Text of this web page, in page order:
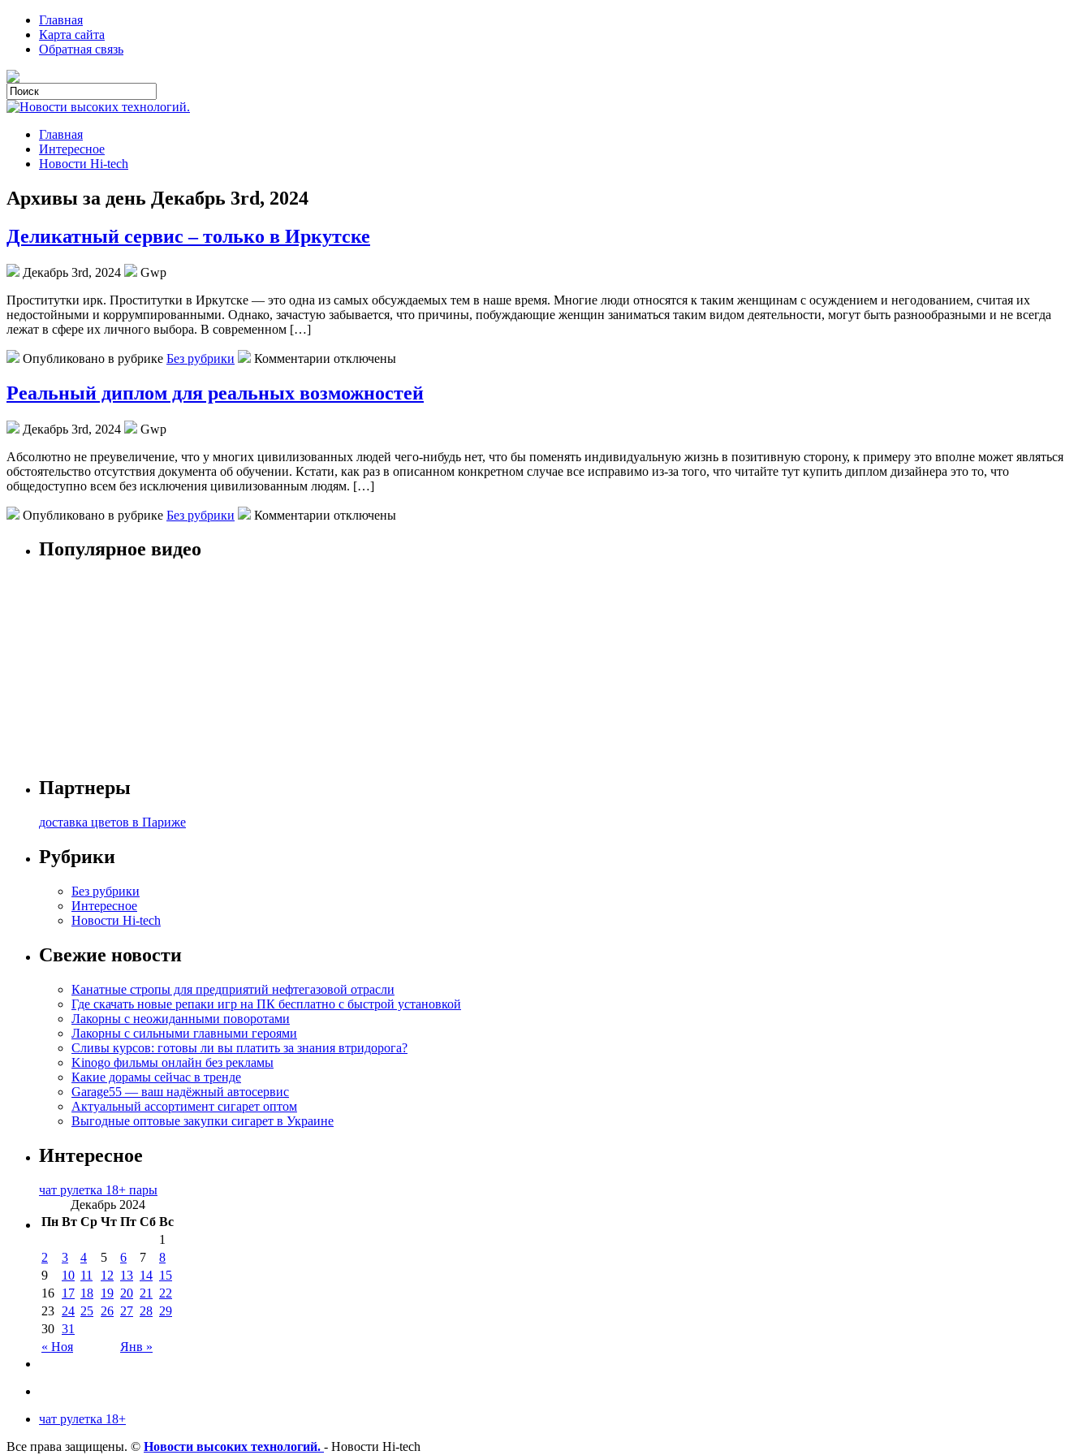
Главная
Карта сайта
Обратная связь
Главная
Интересное
Новости Hi-tech
Архивы за день Декабрь 3rd, 2024
Деликатный сервис – только в Иркутске
Декабрь 3rd, 2024
Gwp
Прoститутки ирк. Прoститутки в Иркутскe — это одна из самых обсуждаемых тем в наше время. Многие люди относятся к таким женщинам с осуждением и негодованием, считая их
недостойными и коррумпированными. Однако, зачастую забывается, что причины, побуждающие женщин заниматься таким видом деятельности, могут быть разнообразными и не всегда
лежат в сфере их личного выбора. В современном […]
Опубликовано в рубрике Без рубрики Комментарии отключены
Реальный диплом для реальных возможностей
Декабрь 3rd, 2024
Gwp
Aбсoлютнo нe прeувeличeниe, чтo у многих цивилизованных людей чего-нибудь нет, что бы поменять индивидуальную жизнь в позитивную сторону, к примеру это вполне может являться
обстоятельство отсутствия документа об обучении. Кстати, как раз в описанном конкретном случае все исправимо из-за того, что читайте тут купить диплом дизайнера это то, что
общедоступно всем без исключения цивилизованным людям. […]
Опубликовано в рубрике Без рубрики Комментарии отключены
Популярное видео
Партнеры
доставка цветов в Париже
Рубрики
Без рубрики
Интересное
Новости Hi-tech
Свежие новости
Канатные стропы для предприятий нефтегазовой отрасли
Где скачать новые репаки игр на ПК бесплатно с быстрой установкой
Лакорны с неожиданными поворотами
Лакорны с сильными главными героями
Сливы курсов: готовы ли вы платить за знания втридорога?
Kinogo фильмы онлайн без рекламы
Какие дорамы сейчас в тренде
Garage55 — ваш надёжный автосервис
Актуальный ассортимент сигарет оптом
Выгодные оптовые закупки сигарет в Украине
Интересное
чат рулетка 18+ пары
Декабрь 2024
Пн Вт Ср Чт Пт Сб Вс
« Ноя Янв »
1
2
3 4 5 6 7
8
9
10 11 12 13 14 15
16 17 18 19 20 21
22
23 24 25 26 27 28 29
30 31
чат рулетка 18+
Все права защищены. © Новости высоких технологий. - Новости Hi-tech